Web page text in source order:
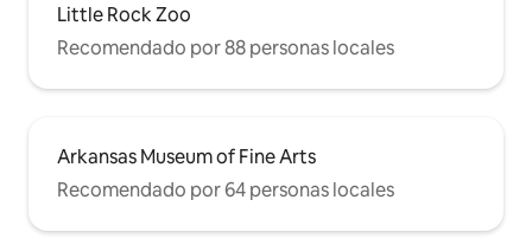
Little Rock Zoo
Recomendado por 88 personas locales
Arkansas Museum of Fine Arts
Recomendado por 64 personas locales